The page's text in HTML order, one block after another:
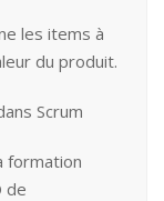
les items à
du produit.
Scrum
formation
de